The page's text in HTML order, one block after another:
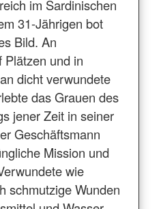
im Sardinischen
31-Jährigen bot
Bild. An
Plätzen und in
dicht verwundete
das Grauen des
jener Zeit in seiner
Geschäftsmann
Mission und
wie
schmutzige Wunden